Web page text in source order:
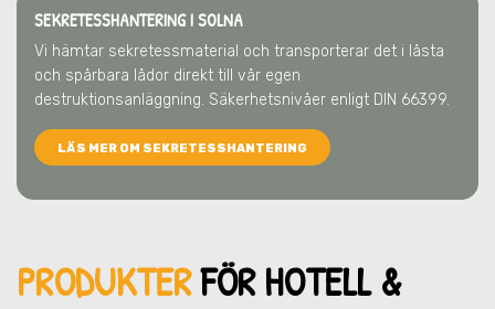
SEKRETESSHANTERING I SOLNA
Vi hämtar sekretessmaterial och transporterar det i låsta
och spårbara lådor direkt till vår egen
destruktionsanläggning. Säkerhetsnivåer enligt DIN 66399.
LÄS MER OM SEKRETESSHANTERING
PRODUKTERFÖR HOTELL &